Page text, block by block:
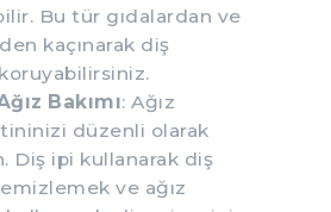
Bu tür gıdalardan ve
kaçınarak diş
Bakımı: Ağız
düzenli olarak
Diş ipi kullanarak diş
ve ağız